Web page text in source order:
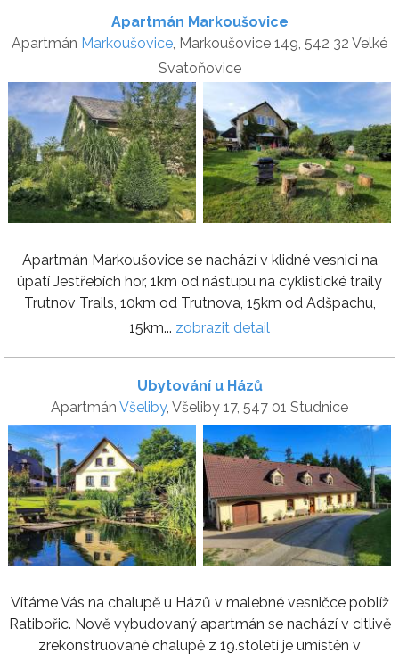
Apartmán Markoušovice
Apartmán Markoušovice, Markoušovice 149, 542 32 Velké
Svatoňovice
Apartmán Markoušovice se nachází v klidné vesnici na
úpatí Jestřebích hor, 1km od nástupu na cyklistické traily
Trutnov Trails, 10km od Trutnova, 15km od Adšpachu,
15km... zobrazit detail
Ubytování u Házů
Apartmán Všeliby, Všeliby 17, 547 01 Studnice
Vítáme Vás na chalupě u Házů v malebné vesničce poblíž
Ratibořic. Nově vybudovaný apartmán se nachází v citlivě
zrekonstruované chalupě z 19.století je umístěn v